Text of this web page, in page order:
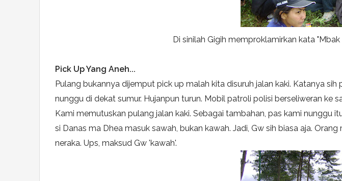
Di sinilah Gigih memproklamirkan kata "Mbak
Pick Up Yang Aneh...
Pulang bukannya dijemput pick up malah kita disuruh jalan kaki. Katanya
nunggu di dekat sumur. Hujanpun turun. Mobil patroli polisi berseliweran ke
Kami memutuskan pulang jalan kaki. Sebagai tambahan, pas kami nunggu
si Danas ma Dhea masuk sawah, bukan kawah. Jadi, Gw sih biasa aja.
neraka. Ups, maksud Gw 'kawah'.